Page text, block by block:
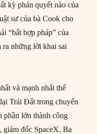
kỳ phán quyết nào của
sư của bà Cook cho
“bất hợp pháp” của
ra những lời khai sai
và mạnh nhất thế
Trái Đất trong chuyến
phần lớn thành công
đốc SpaceX. Ba